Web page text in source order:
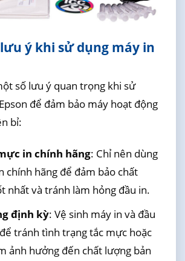
ý khi sử dụng máy in
số lưu ý quan trọng khi sử
để đảm bảo máy hoạt động
bỉ:
in chính hãng: Chỉ nên dùng
chính hãng để đảm bảo chất
nhất và tránh làm hỏng đầu in.
định kỳ: Vệ sinh máy in và đầu
tránh tình trạng tắc mực hoặc
ảnh hưởng đến chất lượng bản